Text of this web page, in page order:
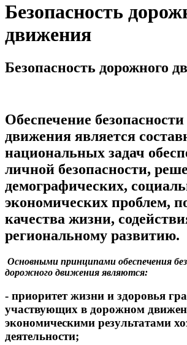
Безопасность
движения
Безопасность дорожного
Обеспечение
движения является
национальных задач
личной безопасности,
демографических,
экономических проблем,
качества жизни,
региональному развитию.
Основными принципами обеспечения
дорожного движения являются:
- приоритет жизни и здоровья
участвующих в дорожном
экономическими результатами
деятельности;